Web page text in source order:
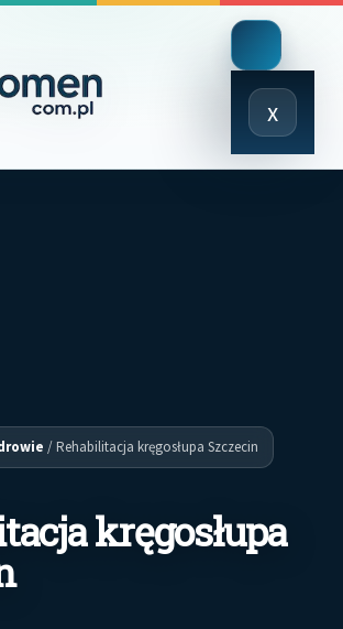
x
Close
Menu
/Rehabilitacja kręgosłupa Szczecin
kręgosłupa